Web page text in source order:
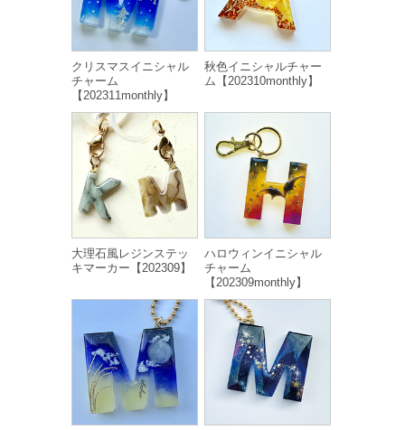
クリスマスイニシャル
チャーム
【202311monthly】
秋色イニシャルチャー
ム【202310monthly】
大理石風レジンステッ
キマーカー【202309】
ハロウィンイニシャル
チャーム
【202309monthly】